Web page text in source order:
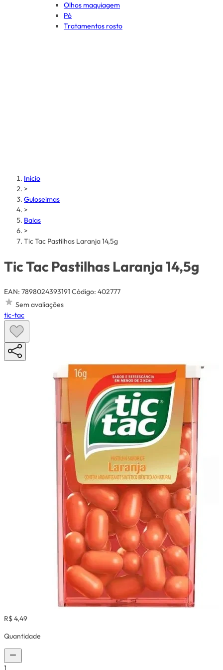
Olhos maquiagem
Pó
Tratamentos rosto
Início
>
Guloseimas
>
Balas
>
Tic Tac Pastilhas Laranja 14,5g
Tic Tac Pastilhas Laranja 14,5g
EAN: 7898024393191 Código: 402777
Sem avaliações
tic-tac
R$ 4,49
Quantidade
1